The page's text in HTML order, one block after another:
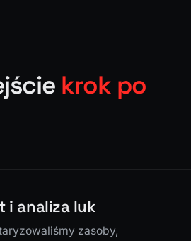
krok po
i analiza luk
zasoby,